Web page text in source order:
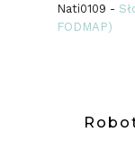
Nati0109 -
FODMAP)